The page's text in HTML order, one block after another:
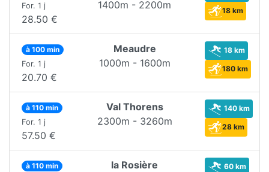
For. 1 j
28.50 €
1400m - 2200m
18 km
à 100 min
For. 1 j
20.70 €
Meaudre
1000m - 1600m
18 km
180 km
à 110 min
For. 1 j
57.50 €
Val Thorens
2300m - 3260m
140 km
28 km
à 110 min
la Rosière
60 km